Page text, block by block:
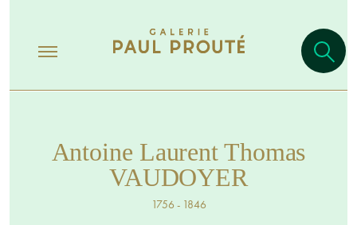
Antoine Laurent Thomas
VAUDOYER
1756 - 1846